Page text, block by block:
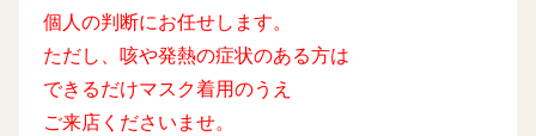
個人の判断にお任せします。
ただし、咳や発熱の症状のある方は
できるだけマスク着用のうえ
ご来店くださいませ。